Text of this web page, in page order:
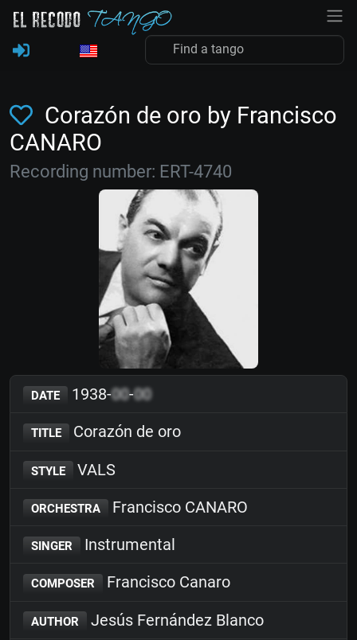
Corazón de oro by Francisco
CANARO
Recording number: ERT-4740
DATE 1938-00-00
TITLE Corazón de oro
STYLE VALS
ORCHESTRA Francisco CANARO
SINGER Instrumental
COMPOSER Francisco Canaro
AUTHOR Jesús Fernández Blanco